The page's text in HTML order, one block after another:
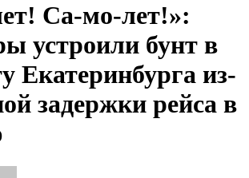
Са-мо-лет!»:
устроили бунт в
Екатеринбурга из-
задержки рейса в